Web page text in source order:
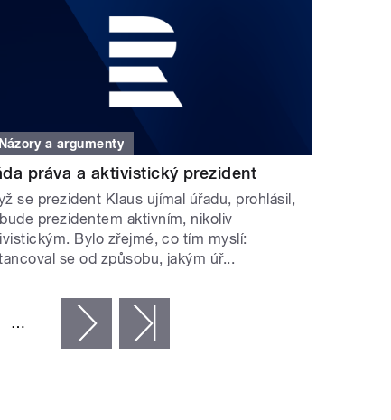
Názory a argumenty
práva a aktivistický prezident
se prezident Klaus ujímal úřadu, prohlásil,
prezidentem aktivním, nikoliv
Bylo zřejmé, co tím myslí:
se od způsobu, jakým úř...
… následující ›